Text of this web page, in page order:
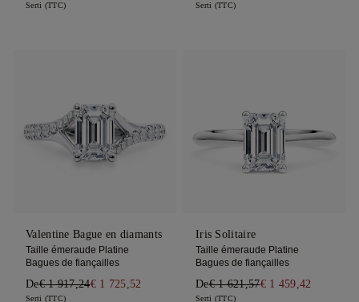
Serti (TTC) Serti (TTC)
Valentine Bague en diamants
Taille émeraude Platine
Bagues de fiançailles
De€ 1 917,24€ 1 725,52
Serti (TTC)
Iris Solitaire
Taille émeraude Platine
Bagues de fiançailles
De€ 1 621,57€ 1 459,42
Serti (TTC)